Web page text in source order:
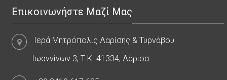
Επικοινωνήστε Μαζί Μας
Ιερά Μητρόπολις Λαρίσης & Τυρνάβου
Ιωαννίνων 3, Τ.Κ. 41334, Λάρισα